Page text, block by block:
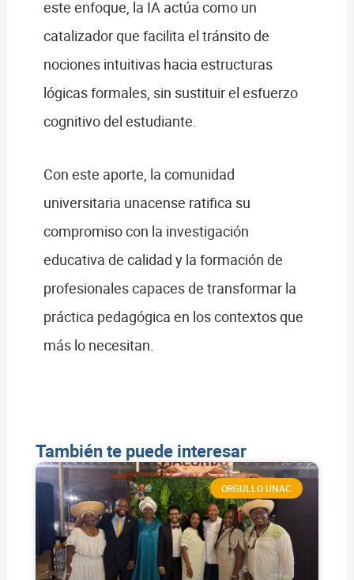
este enfoque, la IA actúa como un
catalizador que facilita el tránsito de
nociones intuitivas hacia estructuras
lógicas formales, sin sustituir el esfuerzo
cognitivo del estudiante.
Con este aporte, la comunidad
universitaria unacense ratifica su
compromiso con la investigación
educativa de calidad y la formación de
profesionales capaces de transformar la
práctica pedagógica en los contextos que
más lo necesitan.
También te puede interesar
ORGULLO UNAC